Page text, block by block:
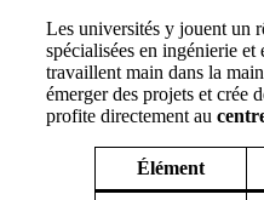
Les universités y jouent un
spécialisées en ingénierie
travaillent main dans la
émerger des projets et crée
profite directement au
Élément